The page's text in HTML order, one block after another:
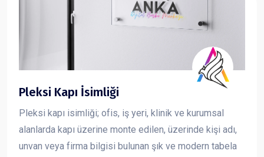
Pleksi Kapı İsimliği
Pleksi kapı isimliği; ofis, iş yeri, klinik ve kurumsal
alanlarda kapı üzerine monte edilen, üzerinde kişi adı,
unvan veya firma bilgisi bulunan şık ve modern tabela